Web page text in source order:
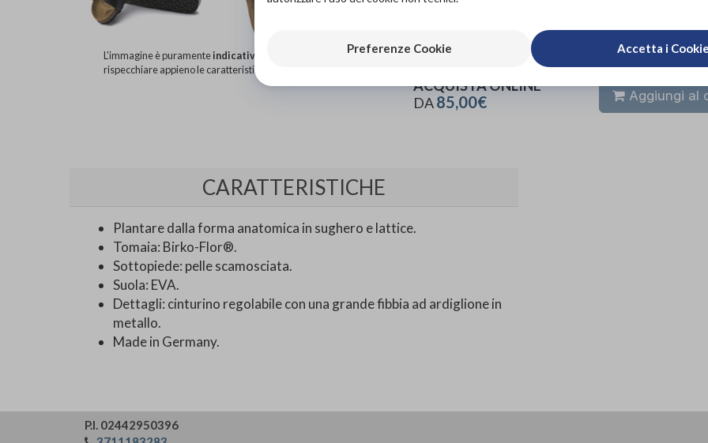
L'immagine è puramenteindicativa
rispecchiare appieno le caratteristiche del prodotto.
NON DISPONIBILE
ACQUISTA ONLINE
DA85,00€ Aggiungi al
CARATTERISTICHE
Plantare dalla forma anatomica in sughero e lattice.
Tomaia: Birko-Flor®.
Sottopiede: pelle scamosciata.
Suola: EVA.
Dettagli: cinturino regolabile con una grande fibbia ad ardiglione in
metallo.
Made in Germany.
P.I. 02442950396
Preferenze Cookie Accetta i Cookie